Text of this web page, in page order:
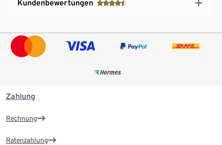
Kundenbewertungen
Zahlung
Rechnung
Ratenzahlung